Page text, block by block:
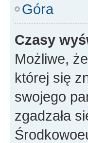
Góra
Czasy
Możliwe,
której się
swojego
zgadzała